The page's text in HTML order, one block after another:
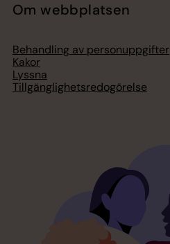
Om webbplatsen
Behandling av personuppgifter
Kakor
Lyssna
Tillgänglighetsredogörelse